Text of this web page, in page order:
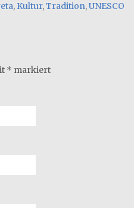
, Kultur,Tradition,UNESCO
* markiert